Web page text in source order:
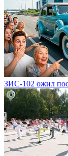
ЗИС-102 ожил